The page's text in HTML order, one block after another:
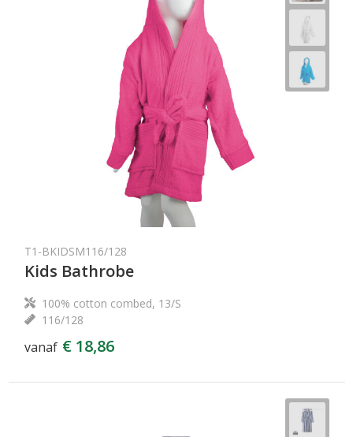
T1-BKIDSM116/128
Kids Bathrobe
100% cotton combed, 13/S
116/128
vanaf € 18,86